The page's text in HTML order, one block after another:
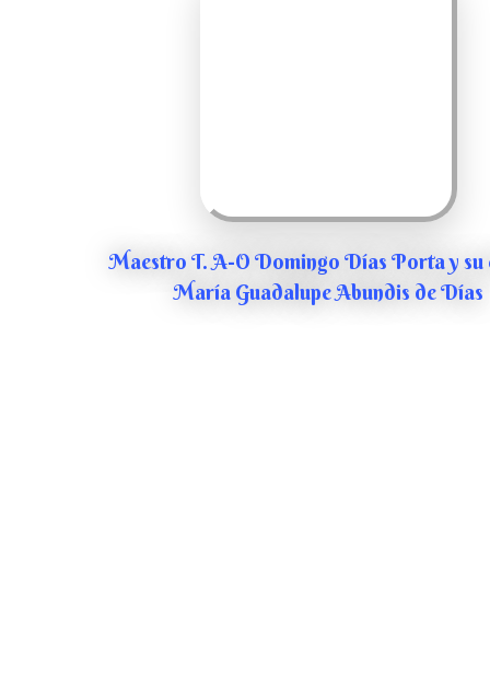
Maestro T. A-O Domingo Días Porta y su
María Guadalupe Abundis de Días